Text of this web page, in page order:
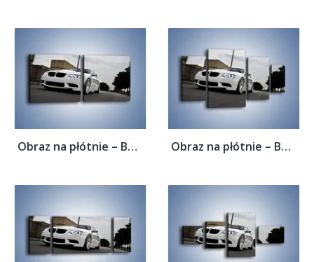
Obraz na płótnie – BMW M3 E92 Tuning –... Obraz na płótnie – BMW M3 E92 Tuning –...